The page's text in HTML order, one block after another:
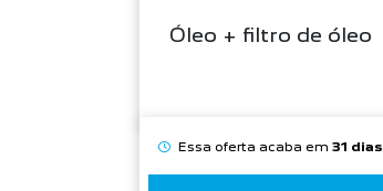
Óleo + filtro de óleo
Essa oferta acaba em 31 dias